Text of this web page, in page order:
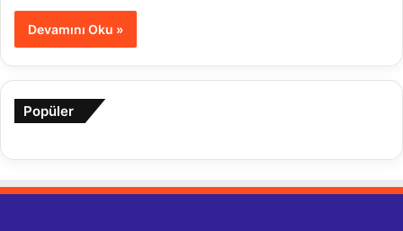
Devamını Oku »
Popüler